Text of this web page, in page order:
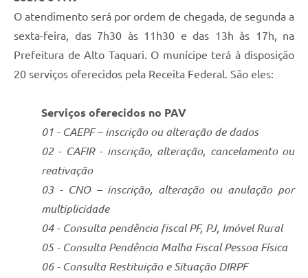
O atendimento será por ordem de chegada, de segunda a
sexta-feira, das 7h30 às 11h30 e das 13h às 17h, na
Prefeitura de Alto Taquari. O munícipe terá à disposição
20 serviços oferecidos pela Receita Federal. São eles:
Serviços oferecidos no PAV
01 - CAEPF – inscrição ou alteração de dados
02 - CAFIR - inscrição, alteração, cancelamento ou
reativação
03 - CNO – inscrição, alteração ou anulação por
multiplicidade
04 - Consulta pendência fiscal PF, PJ, Imóvel Rural
05 - Consulta Pendência Malha Fiscal Pessoa Física
06 - Consulta Restituição e Situação DIRPF